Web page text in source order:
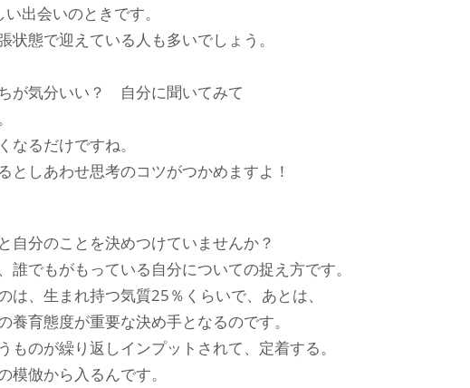
出会いのときです。
態で迎えている人も多いでしょう。
が気分いい？ 自分に聞いてみて
るだけですね。
しあわせ思考のコツがつかめますよ！
自分のことを決めつけていませんか？
でもがもっている自分についての捉え方です。
は、生まれ持つ気質25％くらいで、あとは、
育態度が重要な決め手となるのです。
のが繰り返しインプットされて、定着する。
倣から入るんです。